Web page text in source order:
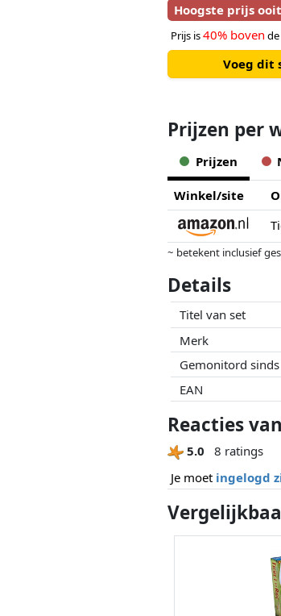
Hoogste prijs ooit
Prijs is40% boven
Voeg dit
Prijzen per
Prijzen
Winkel/site
~ betekent inclusief
geen enkele invoed
Details
Titel van set
Merk
Gemonitord sinds
EAN
Reacties
5.0
8 ratings
Je moet ingelogd